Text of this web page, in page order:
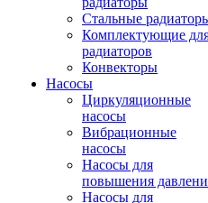
Стальные
Комплектующие
радиаторов
Конвекторы
Насосы
Циркуляционные
насосы
Вибрационные
насосы
Насосы для
повышения
Насосы для